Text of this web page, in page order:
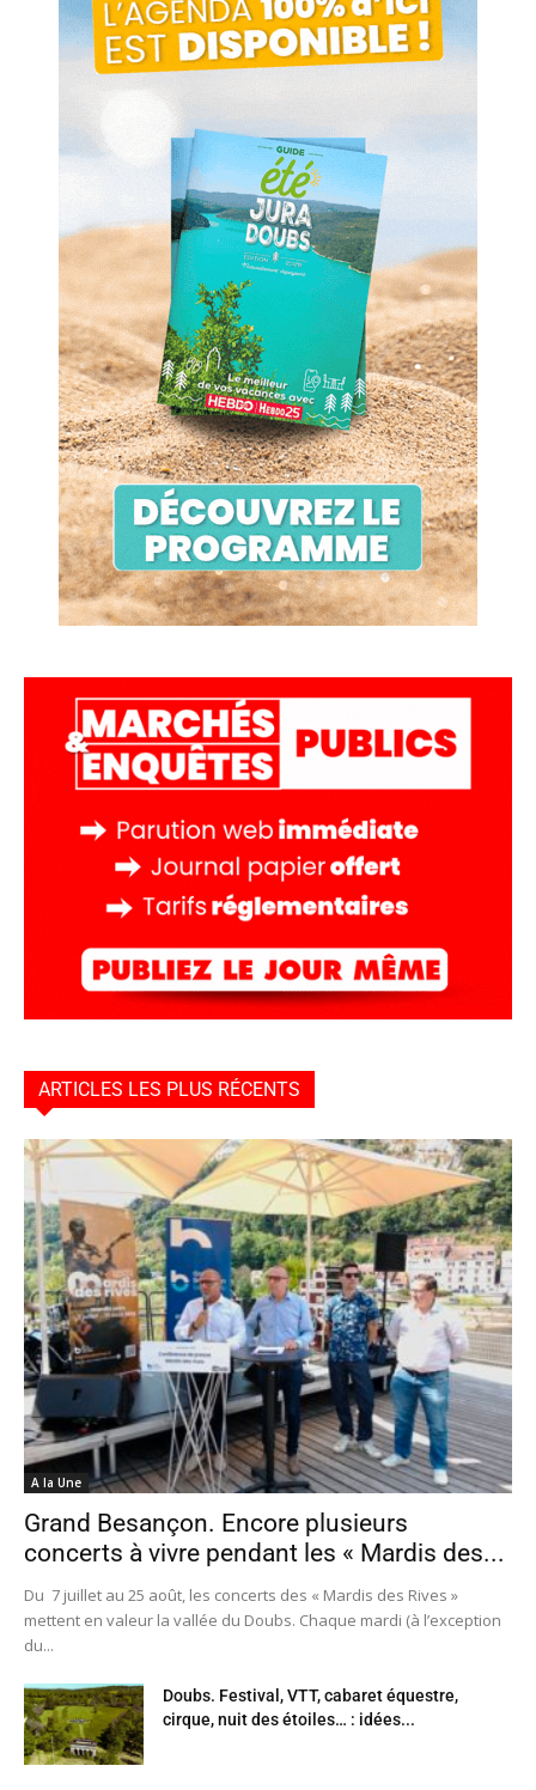
ARTICLES LES PLUS RÉCENTS
A la Une
Grand Besançon. Encore plusieurs
concerts à vivre pendant les « Mardis des...
Du 7 juillet au 25 août, les concerts des « Mardis des Rives »
mettent en valeur la vallée du Doubs. Chaque mardi (à l’exception
du...
Doubs. Festival, VTT, cabaret équestre,
cirque, nuit des étoiles… : idées...